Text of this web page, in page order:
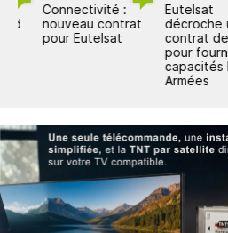
Connectivité :
nouveau contrat
pour Eutelsat
Eutelsat
décroche un
contrat de
pour fournir
capacités
Armées